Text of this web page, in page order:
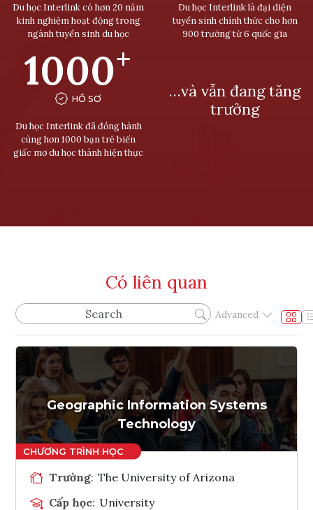
Du học Interlink có hơn 20 năm
kinh nghiệm hoạt động trong
ngành tuyển sinh du học
Du học Interlink là đại diện
tuyển sinh chính thức cho hơn
900 trường từ 6 quốc gia
1000+
HỒ SƠ
Du học Interlink đã đồng hành
cùng hơn 1000 bạn trẻ biến
giấc mơ du học thành hiện thực
…và vẫn đang tăng
trưởng
Có liên quan
Advanced
Geographic Information Systems
Technology
Trường: The University of Arizona
Cấp học: University